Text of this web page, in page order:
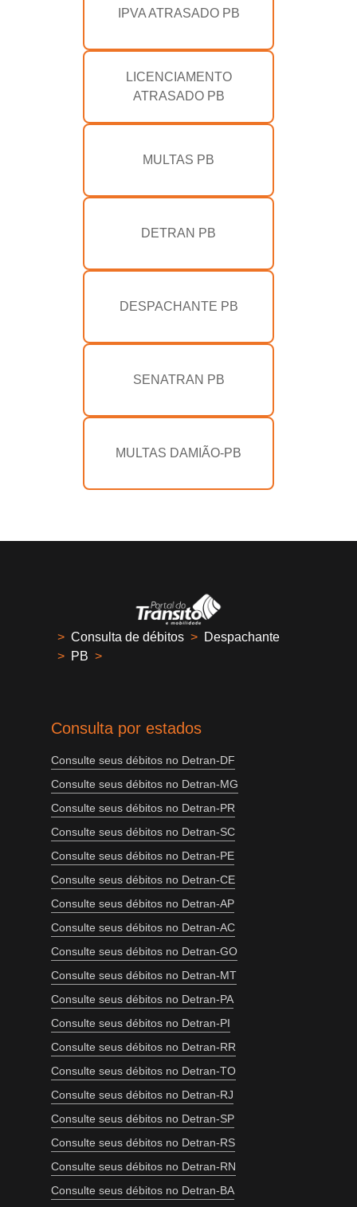
IPVA ATRASADO PB
LICENCIAMENTO
ATRASADO PB
MULTAS PB
DETRAN PB
DESPACHANTE PB
SENATRAN PB
MULTAS DAMIÃO-PB
> Consulta de débitos > Despachante
> PB >
Consulta por estados
Consulte seus débitos no Detran-DF
Consulte seus débitos no Detran-MG
Consulte seus débitos no Detran-PR
Consulte seus débitos no Detran-SC
Consulte seus débitos no Detran-PE
Consulte seus débitos no Detran-CE
Consulte seus débitos no Detran-AP
Consulte seus débitos no Detran-AC
Consulte seus débitos no Detran-GO
Consulte seus débitos no Detran-MT
Consulte seus débitos no Detran-PA
Consulte seus débitos no Detran-PI
Consulte seus débitos no Detran-RR
Consulte seus débitos no Detran-TO
Consulte seus débitos no Detran-RJ
Consulte seus débitos no Detran-SP
Consulte seus débitos no Detran-RS
Consulte seus débitos no Detran-RN
Consulte seus débitos no Detran-BA